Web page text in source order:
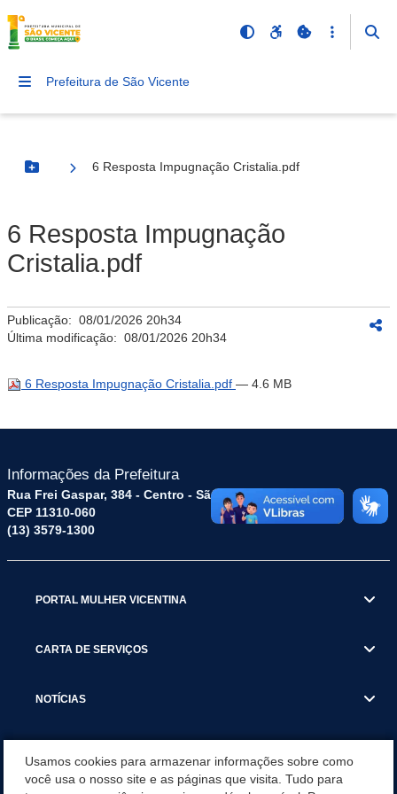
Prefeitura de São Vicente
Botão Menu
6 Resposta Impugnação Cristalia.pdf
6 Resposta Impugnação
Cristalia.pdf
Publicação: 08/01/2026 20h34
Última modificação: 08/01/2026 20h34
6 Resposta Impugnação Cristalia.pdf — 4.6 MB
Informações da Prefeitura
Rua Frei Gaspar, 384 - Centro - São Vicente / SP
CEP 11310-060
(13) 3579-1300
PORTAL MULHER VICENTINA
CARTA DE SERVIÇOS
NOTÍCIAS
Usamos cookies para armazenar informações sobre como
você usa o nosso site e as páginas que visita. Tudo para